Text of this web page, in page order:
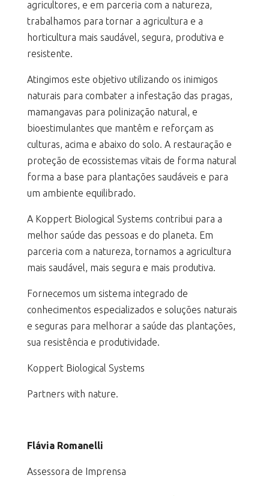
agricultores, e em parceria com a natureza,
trabalhamos para tornar a agricultura e a
horticultura mais saudável, segura, produtiva e
resistente.
Atingimos este objetivo utilizando os inimigos
naturais para combater a infestação das pragas,
mamangavas para polinização natural, e
bioestimulantes que mantêm e reforçam as
culturas, acima e abaixo do solo. A restauração e
proteção de ecossistemas vitais de forma natural
forma a base para plantações saudáveis e para
um ambiente equilibrado.
A Koppert Biological Systems contribui para a
melhor saúde das pessoas e do planeta. Em
parceria com a natureza, tornamos a agricultura
mais saudável, mais segura e mais produtiva.
Fornecemos um sistema integrado de
conhecimentos especializados e soluções naturais
e seguras para melhorar a saúde das plantações,
sua resistência e produtividade.
Koppert Biological Systems
Partners with nature.
Flávia Romanelli
Assessora de Imprensa